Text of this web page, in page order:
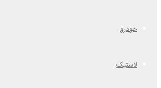
خودرو
لاستیک